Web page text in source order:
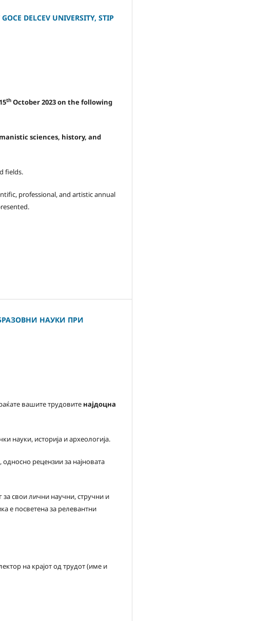
DELCEV UNIVERSITY, STIP
th October 2023 on the following
sciences, history, and
fields.
professional, and artistic annual
НАУКИ ПРИ
вашите трудовите најдоцна
науки, историја и археологија.
рецензии за најновата
за свои лични научни, стручни и
е посветена за релевантни
на крајот од трудот (име и